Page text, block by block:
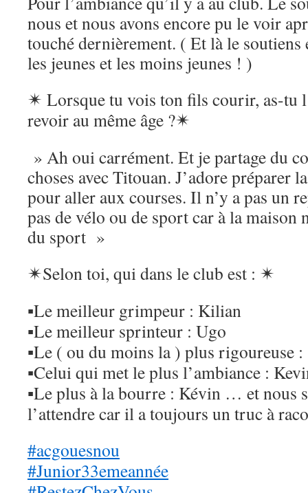
nous et nous avons encore pu le voir
touché dernièrement. ( Et là le
les jeunes et les moins jeunes ! )
✴ Lorsque tu vois ton fils courir, as-tu
revoir au même âge ?✴
» Ah oui carrément. Et je partage du
choses avec Titouan. J’adore préparer
pour aller aux courses. Il n’y a pas un
pas de vélo ou de sport car à la maison
du sport »
✴Selon toi, qui dans le club est : ✴
▪Le meilleur grimpeur : Kilian
▪Le meilleur sprinteur : Ugo
▪Le ( ou du moins la ) plus rigoureuse :
▪Celui qui met le plus l’ambiance :
▪Le plus à la bourre : Kévin … et nous
l’attendre car il a toujours un truc à
#acgouesnou
#Junior33emeannée